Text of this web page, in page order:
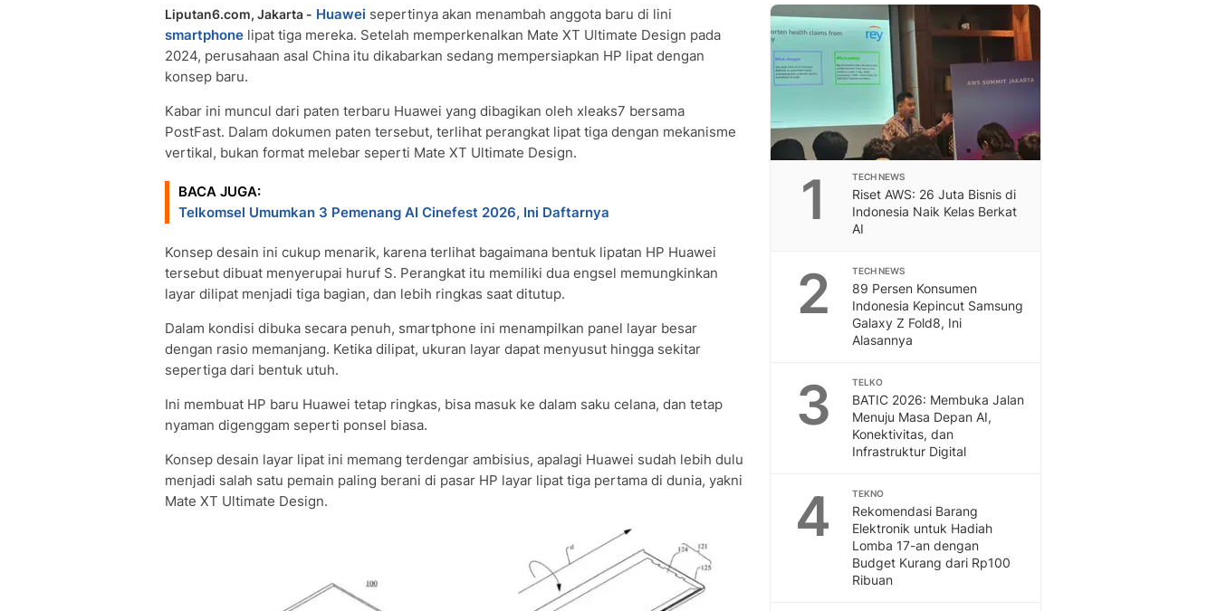
Liputan6.com, Jakarta - Huawei sepertinya akan menambah anggota baru di lini
smartphone lipat tiga mereka. Setelah memperkenalkan Mate XT Ultimate Design pada
2024, perusahaan asal China itu dikabarkan sedang mempersiapkan HP lipat dengan
konsep baru.
Kabar ini muncul dari paten terbaru Huawei yang dibagikan oleh xleaks7 bersama
PostFast. Dalam dokumen paten tersebut, terlihat perangkat lipat tiga dengan mekanisme
vertikal, bukan format melebar seperti Mate XT Ultimate Design.
BACA JUGA:
Telkomsel Umumkan 3 Pemenang AI Cinefest 2026, Ini Daftarnya
Konsep desain ini cukup menarik, karena terlihat bagaimana bentuk lipatan HP Huawei
tersebut dibuat menyerupai huruf S. Perangkat itu memiliki dua engsel memungkinkan
layar dilipat menjadi tiga bagian, dan lebih ringkas saat ditutup.
Dalam kondisi dibuka secara penuh, smartphone ini menampilkan panel layar besar
dengan rasio memanjang. Ketika dilipat, ukuran layar dapat menyusut hingga sekitar
sepertiga dari bentuk utuh.
Ini membuat HP baru Huawei tetap ringkas, bisa masuk ke dalam saku celana, dan tetap
nyaman digenggam seperti ponsel biasa.
Konsep desain layar lipat ini memang terdengar ambisius, apalagi Huawei sudah lebih dulu
menjadi salah satu pemain paling berani di pasar HP layar lipat tiga pertama di dunia, yakni
Mate XT Ultimate Design.
1 TECH NEWS
Riset AWS: 26 Juta Bisnis di
Indonesia Naik Kelas Berkat
AI
2 TECH NEWS
89 Persen Konsumen
Indonesia Kepincut Samsung
Galaxy Z Fold8, Ini
Alasannya
3 TELKO
BATIC 2026: Membuka Jalan
Menuju Masa Depan AI,
Konektivitas, dan
Infrastruktur Digital
4 TEKNO
Rekomendasi Barang
Elektronik untuk Hadiah
Lomba 17-an dengan
Budget Kurang dari Rp100
Ribuan